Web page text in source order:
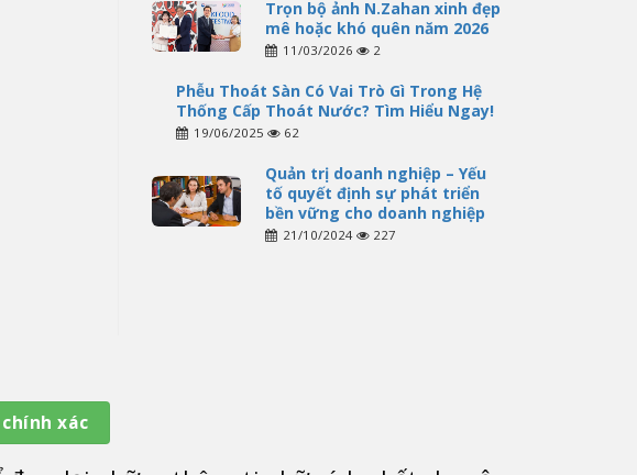
Trọn bộ ảnh N.Zahan xinh đẹp
mê hoặc khó quên năm 2026
11/03/2026 2
Phễu Thoát Sàn Có Vai Trò Gì Trong Hệ
Thống Cấp Thoát Nước? Tìm Hiểu Ngay!
19/06/2025 62
Quản trị doanh nghiệp – Yếu
tố quyết định sự phát triển
bền vững cho doanh nghiệp
21/10/2024 227
chính xác